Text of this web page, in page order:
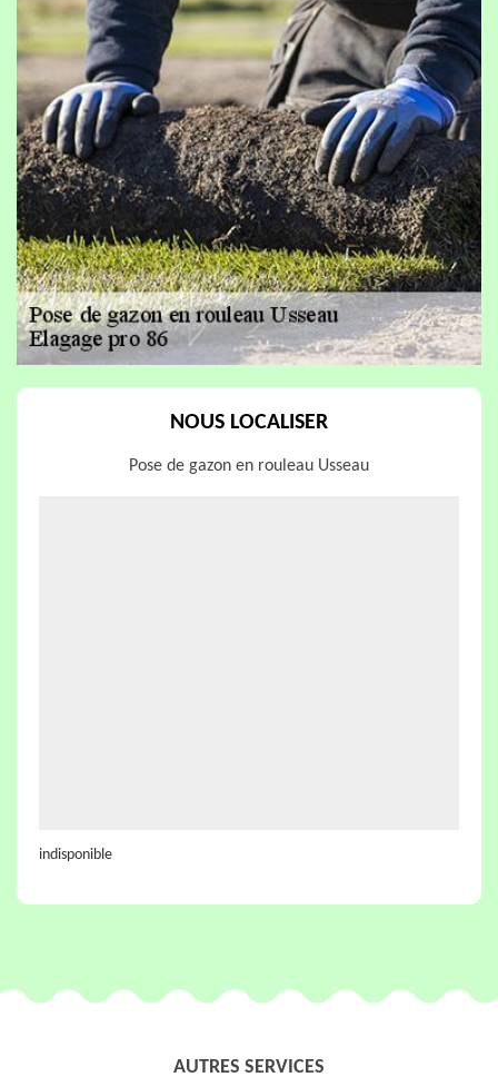
NOUS LOCALISER
Pose de gazon en rouleau Usseau
indisponible
AUTRES SERVICES